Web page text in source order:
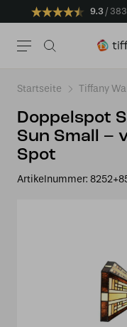
9.3
Startseite Tiffany
Doppelspot
Sun Small –
Spot
Artikelnummer: